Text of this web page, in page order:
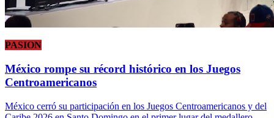
PASION
México rompe su récord histórico en los Juegos
Centroamericanos
México cerró su participación en los Juegos Centroamericanos y del